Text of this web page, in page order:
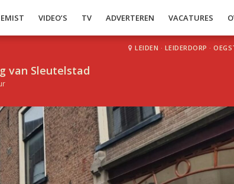
VIDEO’S TV ADVERTEREN VACATURES
van Sleutelstad
LEIDEN · LEIDERDORP ·